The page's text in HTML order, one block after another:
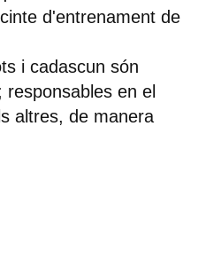
d'entrenament de
i cadascun són
en el
altres, de manera